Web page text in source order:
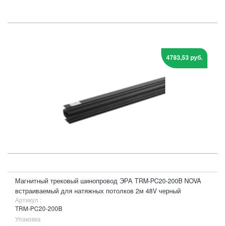
4783,53 руб.
Магнитный трековый шинопровод ЭРА TRM-PC20-200B NOVA
встраиваемый для натяжных потолков 2м 48V черный
Артикул :
TRM-PC20-200B
Упаковка